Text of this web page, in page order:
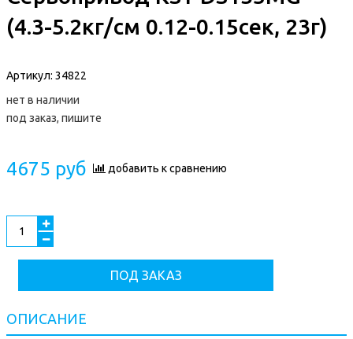
(4.3-5.2кг/см 0.12-0.15сек, 23г)
Артикул: 34822
нет в наличии
под заказ, пишите
4675 руб добавить к сравнению
ПОД ЗАКАЗ
ОПИСАНИЕ